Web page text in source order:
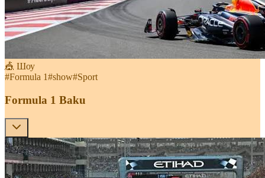
🎪 Шоу
#Formula 1#show#Sport
Formula 1 Baku